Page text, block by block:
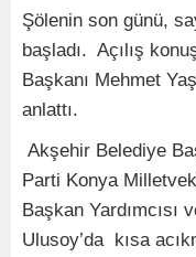
Şölenin son günü,
başladı. Açılış
Başkanı Mehmet
anlattı.
Akşehir Belediye
Parti Konya
Başkan Yardımcısı
Ulusoy’da kısa